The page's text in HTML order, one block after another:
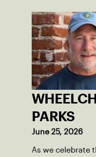
PARKS
June 25, 2026
As we celebrate